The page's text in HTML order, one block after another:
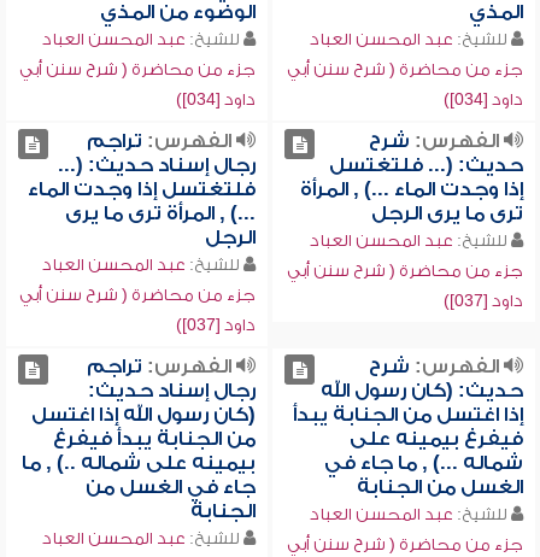
المذي
للشيخ: عبد المحسن العباد
جزء من محاضرة ( شرح سنن أبي
داود [034])
الوضوء من المذي
للشيخ: عبد المحسن العباد
جزء من محاضرة ( شرح سنن أبي
داود [034])
الفهرس: شرح
حديث: (... فلتغتسل
إذا وجدت الماء ...) , المرأة
ترى ما يرى الرجل
للشيخ: عبد المحسن العباد
جزء من محاضرة ( شرح سنن أبي
داود [037])
الفهرس: تراجم
رجال إسناد حديث: (...
فلتغتسل إذا وجدت الماء
...) , المرأة ترى ما يرى
الرجل
للشيخ: عبد المحسن العباد
جزء من محاضرة ( شرح سنن أبي
داود [037])
الفهرس: شرح
حديث: (كان رسول الله
إذا اغتسل من الجنابة يبدأ
فيفرغ بيمينه على
شماله ...) , ما جاء في
الغسل من الجنابة
للشيخ: عبد المحسن العباد
جزء من محاضرة ( شرح سنن أبي
الفهرس: تراجم
رجال إسناد حديث:
(كان رسول الله إذا اغتسل
من الجنابة يبدأ فيفرغ
بيمينه على شماله ..) , ما
جاء في الغسل من
الجنابة
للشيخ: عبد المحسن العباد